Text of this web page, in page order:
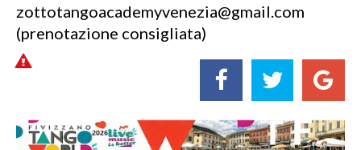
zottotangoacademyvenezia@gmail.com
(prenotazione consigliata)